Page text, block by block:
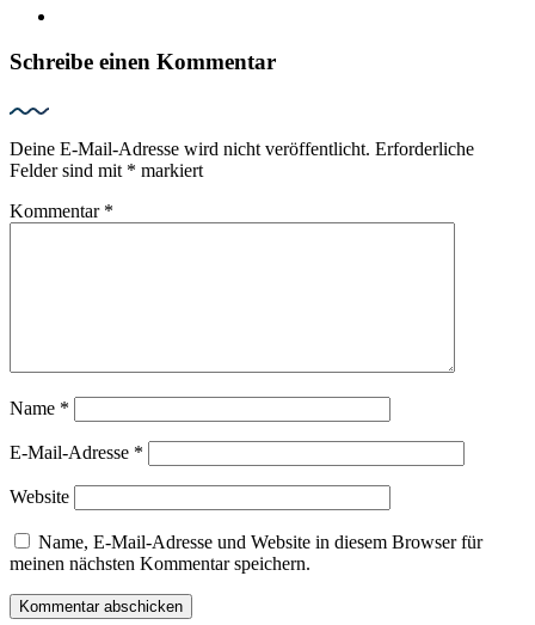
Schreibe einen Kommentar
Deine E-Mail-Adresse wird nicht veröffentlicht. Erforderliche
Felder sind mit * markiert
Kommentar *
Name *
E-Mail-Adresse *
Website
Name, E-Mail-Adresse und Website in diesem Browser für
meinen nächsten Kommentar speichern.